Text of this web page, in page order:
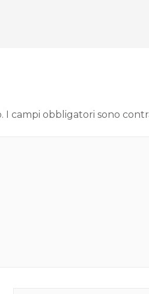
I campi obbligatori sono